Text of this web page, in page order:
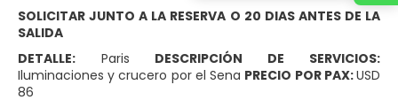
SOLICITAR JUNTO A LA RESERVA O 20 DIAS ANTES DE LA
SALIDA
DETALLE: Paris DESCRIPCIÓN DE SERVICIOS:
Iluminaciones y crucero por el Sena PRECIO POR PAX:USD
86